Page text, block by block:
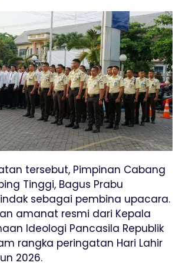
tersebut, Pimpinan Cabang
Tinggi, Bagus Prabu
sebagai pembina upacara.
amanat resmi dari Kepala
Ideologi Pancasila Republik
rangka peringatan Hari Lahir
2026.